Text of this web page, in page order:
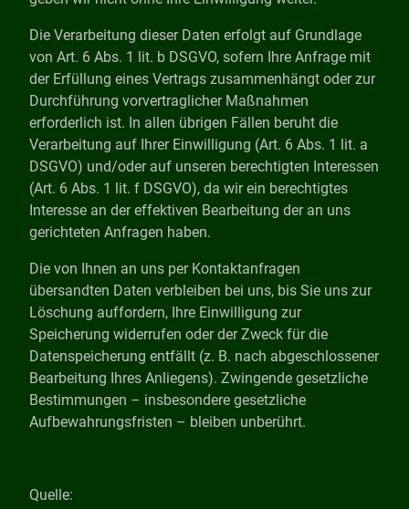
Die Verarbeitung dieser Daten erfolgt auf Grundlage
von Art. 6 Abs. 1 lit. b DSGVO, sofern Ihre Anfrage mit
der Erfüllung eines Vertrags zusammenhängt oder zur
Durchführung vorvertraglicher Maßnahmen
erforderlich ist. In allen übrigen Fällen beruht die
Verarbeitung auf Ihrer Einwilligung (Art. 6 Abs. 1 lit. a
DSGVO) und/oder auf unseren berechtigten Interessen
(Art. 6 Abs. 1 lit. f DSGVO), da wir ein berechtigtes
Interesse an der effektiven Bearbeitung der an uns
gerichteten Anfragen haben.
Die von Ihnen an uns per Kontaktanfragen
übersandten Daten verbleiben bei uns, bis Sie uns zur
Löschung auffordern, Ihre Einwilligung zur
Speicherung widerrufen oder der Zweck für die
Datenspeicherung entfällt (z. B. nach abgeschlossener
Bearbeitung Ihres Anliegens). Zwingende gesetzliche
Bestimmungen – insbesondere gesetzliche
Aufbewahrungsfristen – bleiben unberührt.
Quelle: